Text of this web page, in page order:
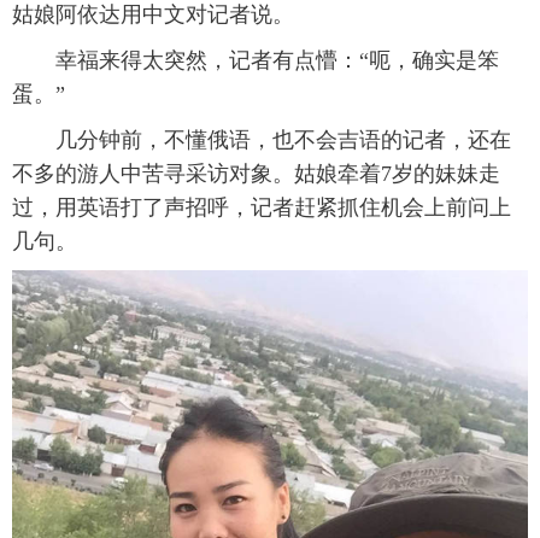
科技 能源 房产 公司
旅游 健康 信息化 数据
金融
富媒体 摄影
新华电视中文 新华电视英文
姑娘阿依达用中文对记者说。
幸福来得太突然，记者有点懵：“呃，确实是笨
蛋。”
几分钟前，不懂俄语，也不会吉语的记者，还在
不多的游人中苦寻采访对象。姑娘牵着7岁的妹妹走
过，用英语打了声招呼，记者赶紧抓住机会上前问上
几句。